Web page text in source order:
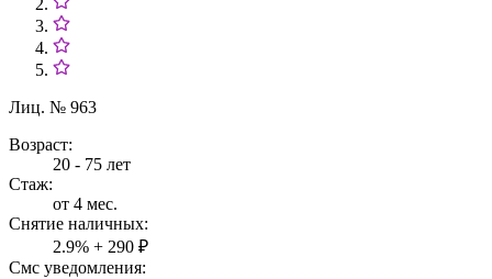
Лиц. № 963
Возраст:
20 - 75 лет
Стаж:
от 4 мес.
Снятие наличных:
2.9% + 290 ₽
Смс уведомления: